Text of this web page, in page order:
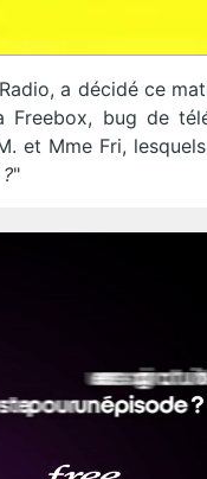
a décidé ce
bug de
et Mme Fri,
"